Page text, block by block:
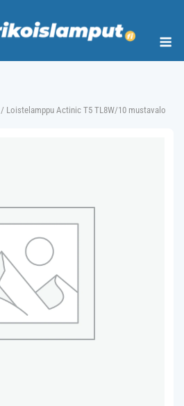
/ Loistelamppu Actinic T5 TL8W/10 mustavalo